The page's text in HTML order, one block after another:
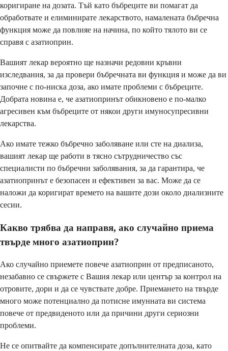
коригиране на дозата. Тъй като бъбреците ви помагат да
обработвате и елиминирате лекарството, намалената бъбречна
функция може да повлияе на начина, по който тялото ви се
справя с азатиоприн.
Вашият лекар вероятно ще назначи редовни кръвни
изследвания, за да провери бъбречната ви функция и може да ви
започне с по-ниска доза, ако имате проблеми с бъбреците.
Добрата новина е, че азатиопринът обикновено е по-малко
агресивен към бъбреците от някои други имуносупресивни
лекарства.
Ако имате тежко бъбречно заболяване или сте на диализа,
вашият лекар ще работи в тясно сътрудничество със
специалисти по бъбречни заболявания, за да гарантира, че
азатиопринът е безопасен и ефективен за вас. Може да се
наложи да коригират времето на вашите дози около диализните
сесии.
Какво трябва да направя, ако случайно приема
твърде много азатиоприн?
Ако случайно приемете повече азатиоприн от предписаното,
незабавно се свържете с Вашия лекар или център за контрол на
отровите, дори и да се чувствате добре. Приемането на твърде
много може потенциално да потисне имунната ви система
повече от предвиденото или да причини други сериозни
проблеми.
Не се опитвайте да компенсирате допълнителната доза, като